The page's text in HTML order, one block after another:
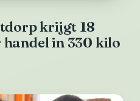
krijgt 18
in 330 kilo